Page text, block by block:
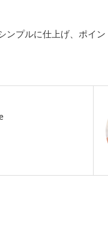
ンプルに仕上げ、ポイ